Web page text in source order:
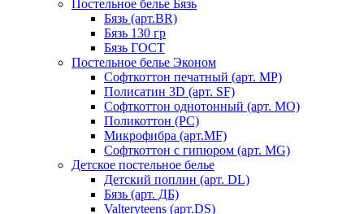
Постельное белье Бязь
Бязь (арт.BR)
Бязь 130 гр
Бязь ГОСТ
Постельное белье Эконом
Софткоттон печатный (арт. MР)
Полисатин 3D (арт. SF)
Софткоттон однотонный (арт. MO)
Поликоттон (PC)
Микрофибра (арт.MF)
Софткоттон с гипюром (арт. MG)
Детское постельное белье
Детский поплин (арт. DL)
Бязь (арт. ДБ)
Valteryteens (арт.DS)